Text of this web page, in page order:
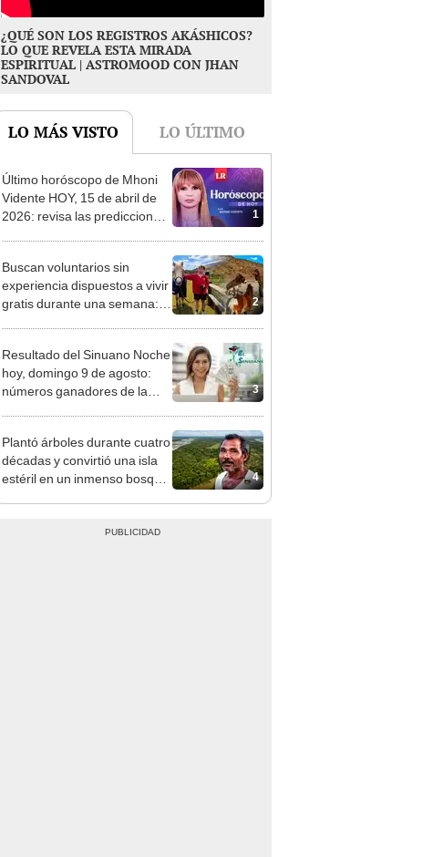
¿QUÉ SON LOS REGISTROS AKÁSHICOS?
LO QUE REVELA ESTA MIRADA
ESPIRITUAL | ASTROMOOD CON JHAN
SANDOVAL
LO MÁS VISTO LO ÚLTIMO
1
Último horóscopo de Mhoni
Vidente HOY, 15 de abril de
2026: revisa las predicciones
2
Buscan voluntarios sin
experiencia dispuestos a vivir
gratis durante una semana:
un refugio por 2 horas
3
Resultado del Sinuano Noche
hoy, domingo 9 de agosto:
números ganadores de la
4
Plantó árboles durante cuatro
décadas y convirtió una isla
estéril en un inmenso bosque: